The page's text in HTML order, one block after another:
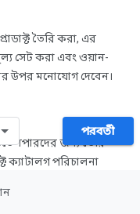
তৈরি করা, এর
সেট করা এবং ওয়ান-
উপর মনোযোগ দেবেন।
জন্য তৈরি
ক্যাটালগ পরিচালনা
পরবর্তী